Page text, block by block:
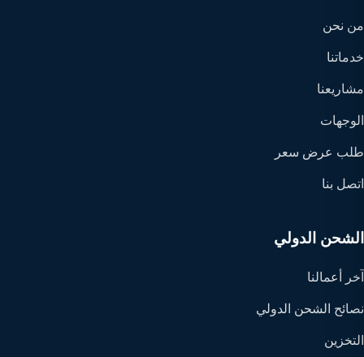
من نحن
خدماتنا
مشاريعنا
الوجهات
طلب عرض سعر
اتصل بنا
الشحن الدولي
آخر أعمالنا
نصائح الشحن الدولي
التخزين